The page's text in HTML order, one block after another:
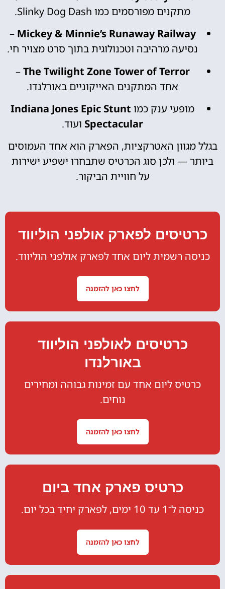
מתקנים מפורסמים כמו Slinky Dog Dash.
Mickey & Minnie’s Runaway Railway
–
נסיעה מרהיבה וטכנולוגית בתוך סרט מצויר חי.
The Twilight Zone Tower of Terror
–
אחד המתקנים האייקוניים באורלנדו.
מופעי ענק כמו Indiana Jones Epic Stunt
Spectacular ועוד.
בגלל מגוון האטרקציות, הפארק הוא אחד העמוסים
ביותר — ולכן סוג הכרטיס שתבחרו ישפיע ישירות
על חוויית הביקור.
כרטיסים לפארק אולפני הוליווד
כניסה רשמית ליום אחד לפארק אולפני הוליווד.
לחצו כאן להזמנה
כרטיסים לאולפני הוליווד
באורלנדו
כרטיס ליום אחד עם זמינות גבוהה ומחירים
נוחים.
לחצו כאן להזמנה
כרטיס פארק אחד ביום
כניסה ל־1 עד 10 ימים, לפארק יחיד בכל יום.
לחצו כאן להזמנה